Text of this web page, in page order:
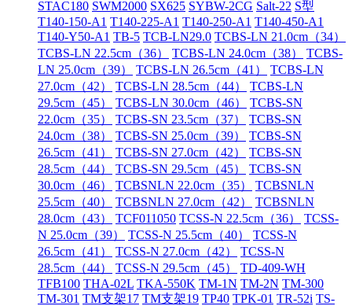
STAC180 SWM2000 SX625 SYBW-2CG Salt-22 S型
T140-150-A1 T140-225-A1 T140-250-A1 T140-450-A1
T140-Y50-A1 TB-5 TCB-LN29.0 TCBS-LN 21.0cm（34）
TCBS-LN 22.5cm（36）
TCBS-LN 24.0cm（38）
TCBS-
LN 25.0cm（39）
TCBS-LN 26.5cm（41）
TCBS-LN
27.0cm（42）
TCBS-LN 28.5cm（44）
TCBS-LN
29.5cm（45）
TCBS-LN 30.0cm（46）
TCBS-SN
22.0cm（35）
TCBS-SN 23.5cm（37）
TCBS-SN
24.0cm（38）
TCBS-SN 25.0cm（39）
TCBS-SN
26.5cm（41）
TCBS-SN 27.0cm（42）
TCBS-SN
28.5cm（44）
TCBS-SN 29.5cm（45）
TCBS-SN
30.0cm（46）
TCBSNLN 22.0cm（35）
TCBSNLN
25.5cm（40）
TCBSNLN 27.0cm（42）
TCBSNLN
28.0cm（43）
TCF011050 TCSS‐N 22.5cm（36）
TCSS‐
N 25.0cm（39）
TCSS‐N 25.5cm（40）
TCSS‐N
26.5cm（41）
TCSS‐N 27.0cm（42）
TCSS‐N
28.5cm（44）
TCSS‐N 29.5cm（45）
TD-409-WH
TFB100 THA-02L TKA-550K TM-1N TM-2N TM-300
TM-301 TM支架17 TM支架19 TP40 TPK-01 TR-52i TS-